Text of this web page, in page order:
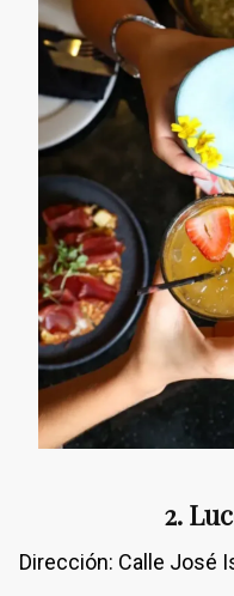
2.
Dirección: Calle José